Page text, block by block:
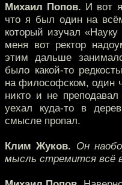
Михаил Попов. И вот
что я был один на
который изучал
меня вот ректор
этим дальше
было какой-то
на философском, один
никто и не
уехал куда-то в
смысле пропал.
Клим Жуков. Он
мысль стремится всё